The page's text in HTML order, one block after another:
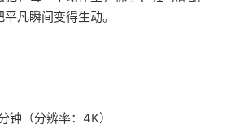
凡瞬间变得生动。
钟（分辨率：4K）